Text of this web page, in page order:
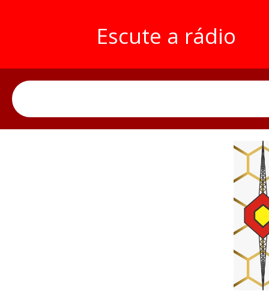
Escute a rádio